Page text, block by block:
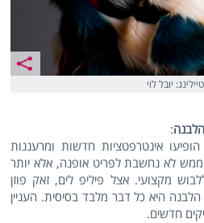
:
אינטרפטציות חדשות ומרעננות
לא נחשבת לפריט אופנה, אלא יותר
מקצועי. אצל פיליפ לים, זאק פוזן
היא כל דבר מלבד בסיסית. העניין
חדשים.